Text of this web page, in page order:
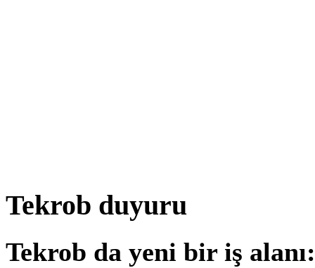
Tekrob duyuru
Tekrob da yeni bir iş alanı: